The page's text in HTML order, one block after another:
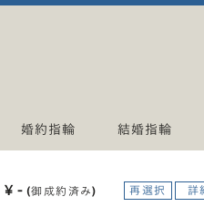
婚約指輪 結婚指輪
¥ -(御成約済み) 再選択 詳